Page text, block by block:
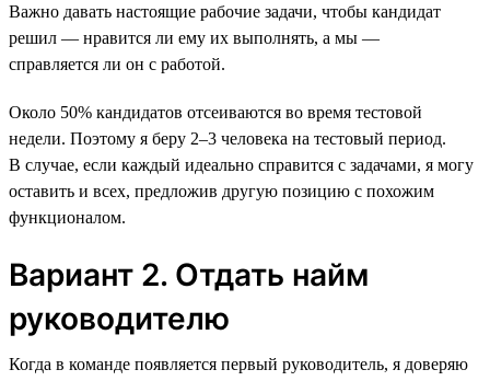
Важно давать настоящие рабочие задачи, чтобы кандидат
решил — нравится ли ему их выполнять, а мы —
справляется ли он с работой.
Около 50% кандидатов отсеиваются во время тестовой
недели. Поэтому я беру 2–3 человека на тестовый период.
В случае, если каждый идеально справится с задачами, я могу
оставить и всех, предложив другую позицию с похожим
функционалом.
Вариант 2. Отдать найм
руководителю
Когда в команде появляется первый руководитель, я доверяю